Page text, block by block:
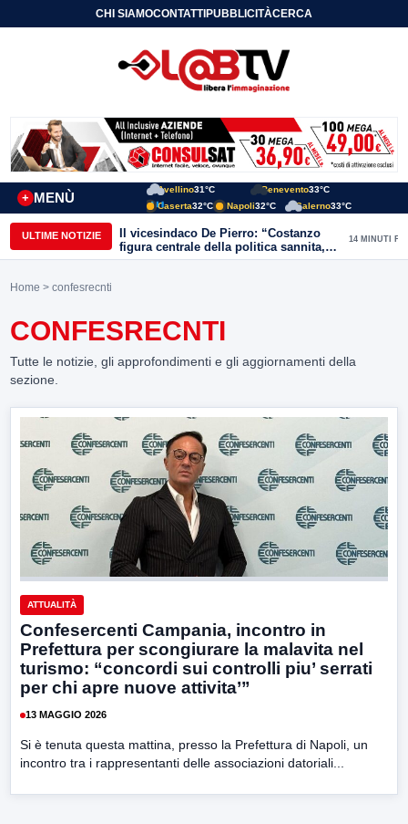
CHI SIAMOCONTATTIPUBBLICITÀCERCA
MENÙ
+
Avellino31°C Benevento33°C
Caserta32°C Napoli32°C Salerno33°C
ULTIME NOTIZIE
Il vicesindaco De Pierro: “Costanzo
figura centrale della politica sannita,
lascia eredità importante”
14 MINUTI FA
Home > confesrecnti
CONFESRECNTI
Tutte le notizie, gli approfondimenti e gli aggiornamenti della
sezione.
ATTUALITÀ
Confesercenti Campania, incontro in
Prefettura per scongiurare la malavita nel
turismo: “concordi sui controlli piu’ serrati
per chi apre nuove attivita’”
13 MAGGIO 2026
Si è tenuta questa mattina, presso la Prefettura di Napoli, un
incontro tra i rappresentanti delle associazioni datoriali...